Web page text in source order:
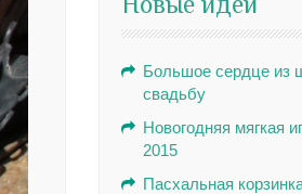
Большое сердце из
свадьбу
Новогодняя мягкая
2015
Пасхальная